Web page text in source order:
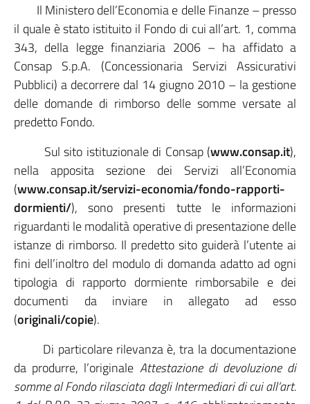
Il Ministero dell’Economia e delle Finanze – presso
il quale è stato istituito il Fondo di cui all’art. 1, comma
343, della legge finanziaria 2006 – ha affidato a
Consap S.p.A. (Concessionaria Servizi Assicurativi
Pubblici) a decorrere dal 14 giugno 2010 – la gestione
delle domande di rimborso delle somme versate al
predetto Fondo.
Sul sito istituzionale di Consap (www.consap.it),
nella apposita sezione dei Servizi all’Economia
(www.consap.it/servizi-economia/fondo-rapporti-
dormienti/), sono presenti tutte le informazioni
riguardanti le modalità operative di presentazione delle
istanze di rimborso. Il predetto sito guiderà l’utente ai
fini dell’inoltro del modulo di domanda adatto ad ogni
tipologia di rapporto dormiente rimborsabile e dei
documenti da inviare in allegato ad esso
(originali/copie).
Di particolare rilevanza è, tra la documentazione
da produrre, l’originale Attestazione di devoluzione di
somme al Fondo rilasciata dagli Intermediari di cui all’art.